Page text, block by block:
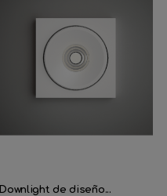
Downlight de diseño...